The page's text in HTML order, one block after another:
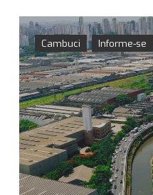
Cambuci Informe-se